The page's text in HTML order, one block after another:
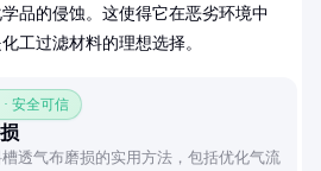
品的侵蚀。这使得它在恶劣环境中
工过滤材料的理想选择。
安全可信
透气布磨损的实用方法，包括优化气流